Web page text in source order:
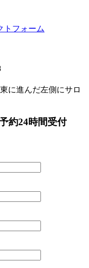
に進んだ左側にサロ